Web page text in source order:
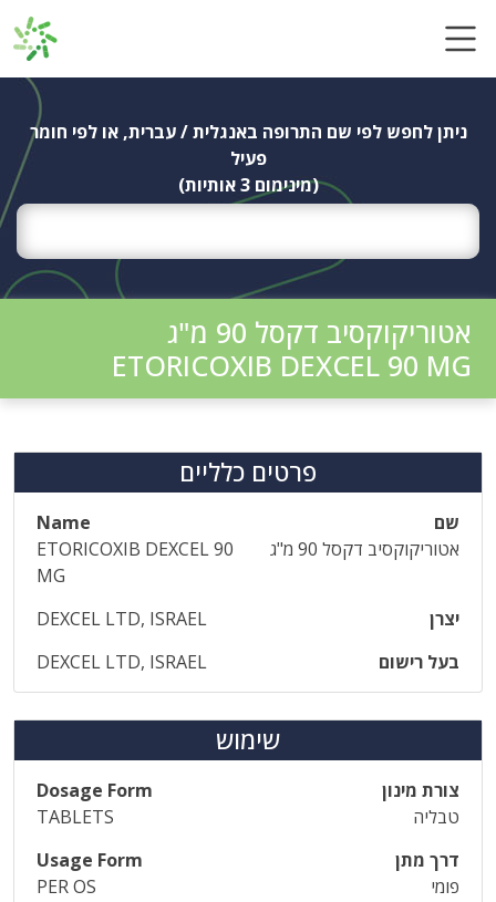
ניתן לחפש לפי שם התרופה באנגלית / עברית, או לפי חומר
פעיל
(מינימום 3 אותיות)
אטוריקוקסיב דקסל 90 מ"ג
ETORICOXIB DEXCEL 90 MG
פרטים כלליים
שם
Name
אטוריקוקסיב דקסל 90 מ"ג
ETORICOXIB DEXCEL 90
MG
יצרן
DEXCEL LTD, ISRAEL
בעל רישום
DEXCEL LTD, ISRAEL
שימוש
צורת מינון
Dosage Form
טבליה
TABLETS
דרך מתן
Usage Form
פומי
PER OS